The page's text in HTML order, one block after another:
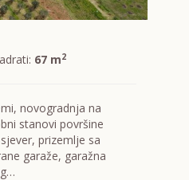
67 m2
novogradnja na
stanovi površine
prizemlje sa
garaže, garažna